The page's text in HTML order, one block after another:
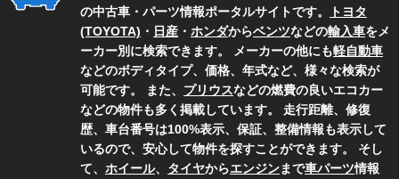
の中古車・パーツ情報ポータルサイトです。
トヨタ
(TOYOTA) ・ 日産 ・ ホンダからベンツなどの輸入車をメ
ーカー別に検索できます。 メーカーの他にも軽自動車
などのボディタイプ、価格、年式など、様々な検索が
可能です。 また、 プリウスなどの燃費の良いエコカー
などの物件も多く掲載しています。 走行距離、修復
歴、車台番号は100%表示、保証、整備情報も表示して
いるので、安心して物件を探すことができます。 そし
て、 ホイール、 タイヤからエンジンまで車パーツ情報